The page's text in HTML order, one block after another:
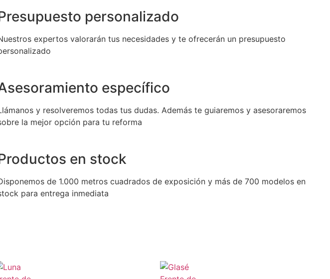
personalizado
expertos valorarán tus necesidades y te ofrecerán un presupuesto
específico
y resolveremos todas tus dudas. Además te guiaremos y asesoraremos
la mejor opción para tu reforma
en stock
de 1.000 metros cuadrados de exposición y más de 700 modelos en
para entrega inmediata